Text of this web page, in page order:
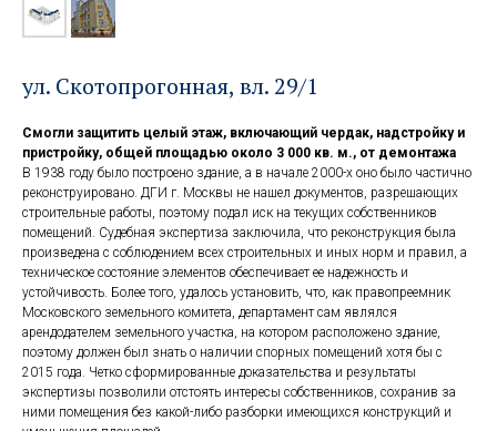
ул. Скотопрогонная, вл. 29/1
Смогли защитить целый этаж, включающий чердак, надстройку и
пристройку, общей площадью около 3 000 кв. м., от демонтажа
В 1938 году было построено здание, а в начале 2000-х оно было частично
реконструировано. ДГИ г. Москвы не нашел документов, разрешающих
строительные работы, поэтому подал иск на текущих собственников
помещений. Судебная экспертиза заключила, что реконструкция была
произведена с соблюдением всех строительных и иных норм и правил, а
техническое состояние элементов обеспечивает ее надежность и
устойчивость. Более того, удалось установить, что, как правопреемник
Московского земельного комитета, департамент сам являлся
арендодателем земельного участка, на котором расположено здание,
поэтому должен был знать о наличии спорных помещений хотя бы с
2015 года. Четко сформированные доказательства и результаты
экспертизы позволили отстоять интересы собственников, сохранив за
ними помещения без какой-либо разборки имеющихся конструкций и